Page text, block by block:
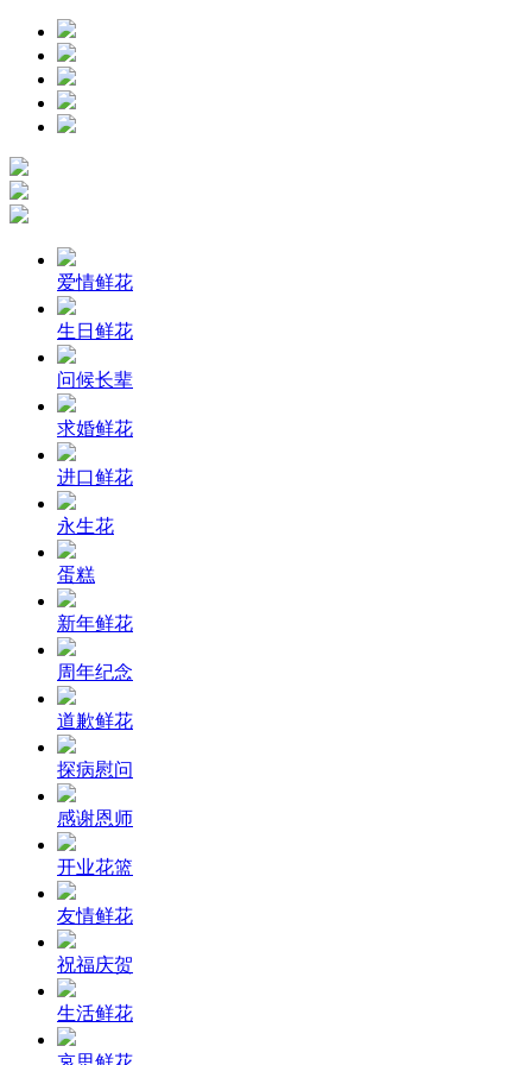
爱情鲜花
生日鲜花
问候长辈
求婚鲜花
进口鲜花
永生花
蛋糕
新年鲜花
周年纪念
道歉鲜花
探病慰问
感谢恩师
开业花篮
友情鲜花
祝福庆贺
生活鲜花